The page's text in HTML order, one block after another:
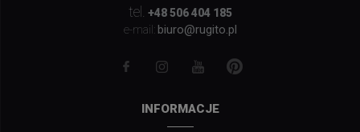
tel. +48 506 404 185
e-mail: biuro@rugito.pl
INFORMACJE